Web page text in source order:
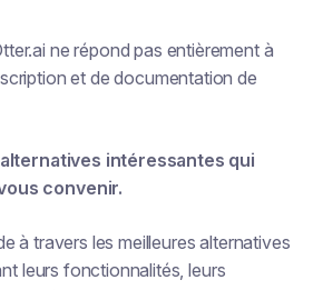
ne répond pas entièrement à
et de documentation de
intéressantes qui
convenir.
à travers les meilleures alternatives
leurs fonctionnalités, leurs